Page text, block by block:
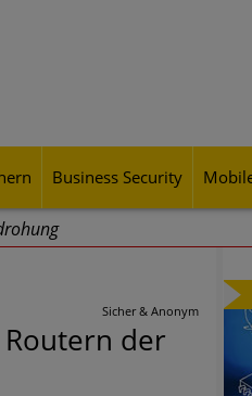
Business Security
rechnen mit neue Welle
immer unübersichtlichere
Sicher & Anonym
der